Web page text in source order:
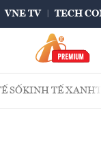
VNE TV TECH
SỐKINH TẾ XANH